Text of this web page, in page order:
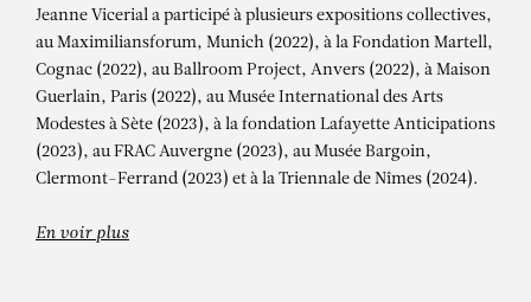
Jeanne Vicerial a participé à plusieurs expositions collectives,
au Maximiliansforum, Munich (2022), à la Fondation Martell,
Cognac (2022), au Ballroom Project, Anvers (2022), à Maison
Guerlain, Paris (2022), au Musée International des Arts
Modestes à Sète (2023), à la fondation Lafayette Anticipations
(2023), au FRAC Auvergne (2023), au Musée Bargoin,
Clermont-Ferrand (2023) et à la Triennale de Nîmes (2024).
En voir plus